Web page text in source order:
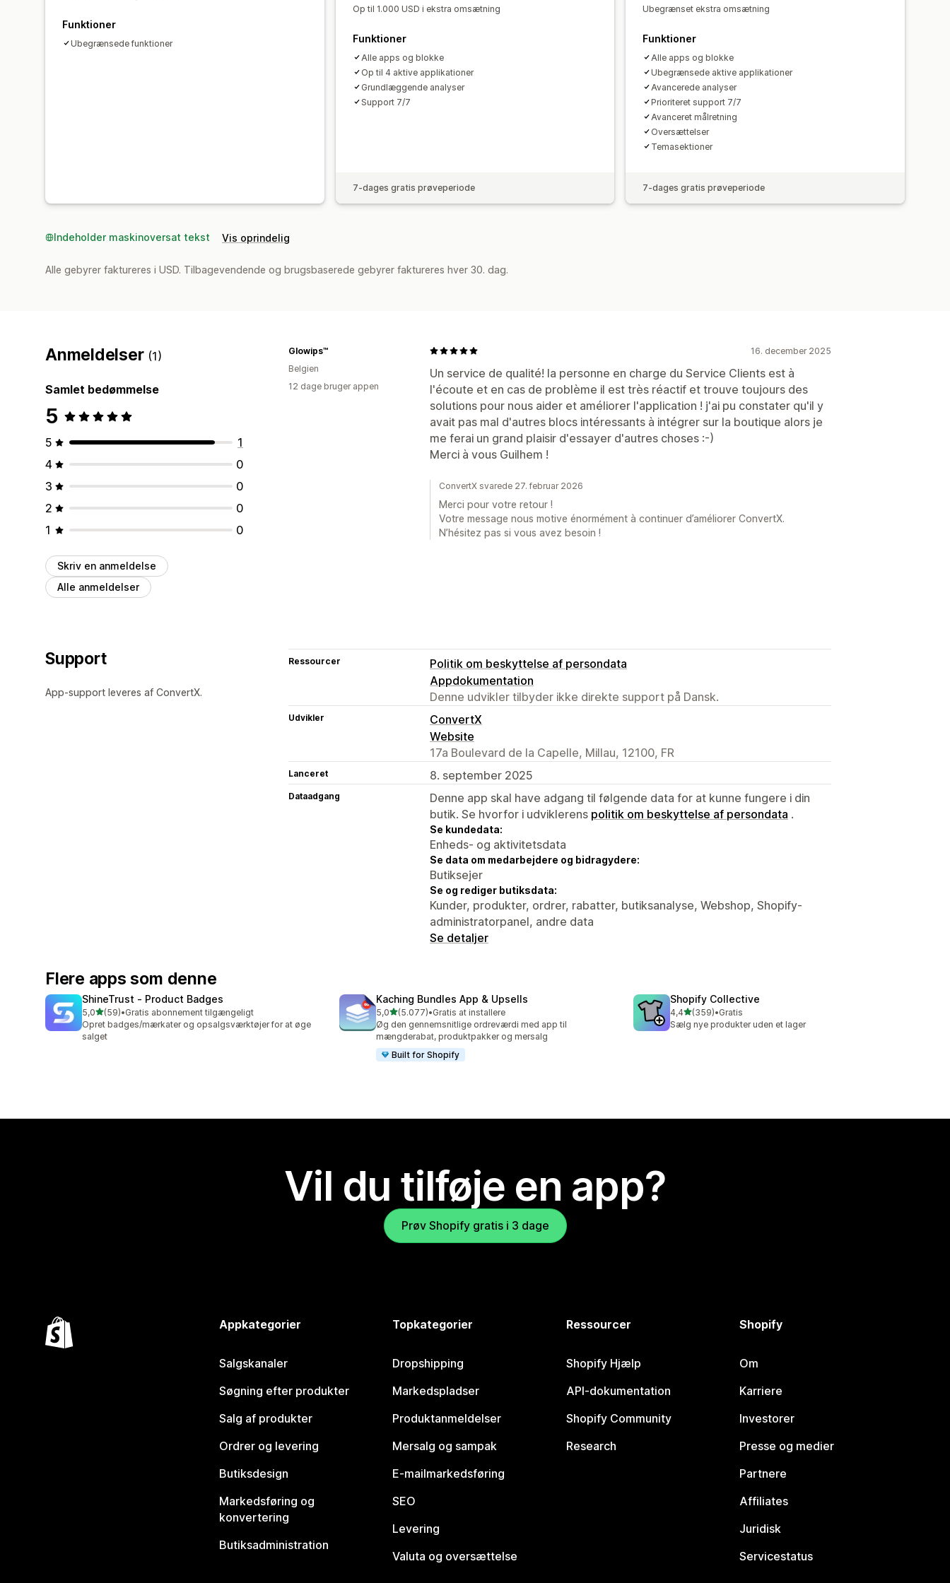
Funktioner
Ubegrænsede funktioner
Op til 1.000 USD i ekstra omsætning
Funktioner
Alle apps og blokke
Op til 4 aktive applikationer
Grundlæggende analyser
Support 7/7
7-dages gratis prøveperiode
Ubegrænset ekstra omsætning
Funktioner
Alle apps og blokke
Ubegrænsede aktive applikationer
Avancerede analyser
Prioriteret support 7/7
Avanceret målretning
Oversættelser
Temasektioner
7-dages gratis prøveperiode
Indeholder maskinoversat tekst Vis oprindelig
Alle gebyrer faktureres i USD. Tilbagevendende og brugsbaserede gebyrer faktureres hver 30. dag.
Anmeldelser (1)
Samlet bedømmelse
5
5
1
4
0
3
0
2
0
1
0
Skriv en anmeldelse
Alle anmeldelser
16. december 2025
Un service de qualité! la personne en charge du Service Clients est à
l'écoute et en cas de problème il est très réactif et trouve toujours des
solutions pour nous aider et améliorer l'application ! j'ai pu constater qu'il y
avait pas mal d'autres blocs intéressants à intégrer sur la boutique alors je
me ferai un grand plaisir d'essayer d'autres choses :-)
Merci à vous Guilhem !
Glowips™
Belgien
12 dage bruger appen
ConvertX svarede 27. februar 2026
Merci pour votre retour !
Votre message nous motive énormément à continuer d’améliorer ConvertX.
N’hésitez pas si vous avez besoin !
Support
App-support leveres af ConvertX.
Ressourcer
Politik om beskyttelse af persondata
Appdokumentation
Denne udvikler tilbyder ikke direkte support på Dansk.
Udvikler
ConvertX
Website
17a Boulevard de la Capelle, Millau, 12100, FR
Lanceret 8. september 2025
Dataadgang
Denne app skal have adgang til følgende data for at kunne fungere i din
butik. Se hvorfor i udviklerens politik om beskyttelse af persondata .
Se kundedata:
Enheds- og aktivitetsdata
Se data om medarbejdere og bidragydere:
Butiksejer
Se og rediger butiksdata:
Kunder, produkter, ordrer, rabatter, butiksanalyse, Webshop, Shopify-
administratorpanel, andre data
Se detaljer
Flere apps som denne
ShineTrust ‑ Product Badges
5,0ud af 5 stjerner
(59)
59 anmeldelser i alt
•Gratis abonnement tilgængeligt
Opret badges/mærkater og opsalgsværktøjer for at øge
salget
Kaching Bundles App & Upsells
5,0ud af 5 stjerner
(5.077)
5077 anmeldelser i alt
•Gratis at installere
Øg den gennemsnitlige ordreværdi med app til
mængderabat, produktpakker og mersalg
Built for Shopify
Shopify Collective
4,4ud af 5 stjerner
(359)
359 anmeldelser i alt
•Gratis
Sælg nye produkter uden et lager
Vil du tilføje en app?
Prøv Shopify gratis i 3 dage
Appkategorier
Salgskanaler
Søgning efter produkter
Salg af produkter
Ordrer og levering
Butiksdesign
Markedsføring og
konvertering
Butiksadministration
Topkategorier
Dropshipping
Markedspladser
Produktanmeldelser
Mersalg og sampak
E-mailmarkedsføring
SEO
Levering
Valuta og oversættelse
Ressourcer
Shopify Hjælp
API-dokumentation
Shopify Community
Research
Shopify
Om
Karriere
Investorer
Presse og medier
Partnere
Affiliates
Juridisk
Servicestatus